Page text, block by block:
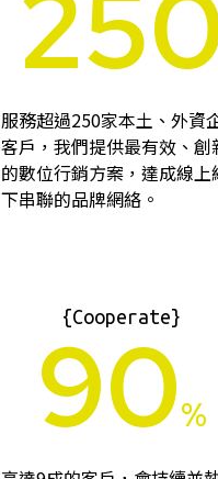
服務超過250家本土、外資
客戶，我們提供最有效、創
的數位行銷方案，達成線上
下串聯的品牌網絡。
{Cooperate}
90%